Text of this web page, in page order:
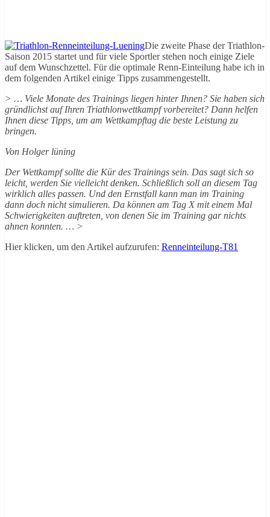
Die zweite Phase der Triathlon-
Saison 2015 startet und für viele Sportler stehen noch einige Ziele
auf dem Wunschzettel. Für die optimale Renn-Einteilung habe ich in
dem folgenden Artikel einige Tipps zusammengestellt.
> … Viele Monate des Trainings liegen hinter Ihnen? Sie haben sich
gründlichst auf Ihren Triathlonwettkampf vorbereitet? Dann helfen
Ihnen diese Tipps, um am Wettkampftag die beste Leistung zu
bringen.
Von Holger lüning
Der Wettkampf sollte die Kür des Trainings sein. Das sagt sich so
leicht, werden Sie vielleicht denken. Schließlich soll an diesem Tag
wirklich alles passen. Und den Ernstfall kann man im Training
dann doch nicht simulieren. Da können am Tag X mit einem Mal
Schwierigkeiten auftreten, von denen Sie im Training gar nichts
ahnen konnten. … >
Hier klicken, um den Artikel aufzurufen: Renneinteilung-T81